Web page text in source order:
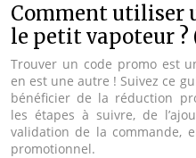
Comment utiliser
le petit vapoteur ?
Trouver un code promo est
en est une autre ! Suivez ce
bénéficier de la réduction
les étapes à suivre, de
validation de la commande,
promotionnel.